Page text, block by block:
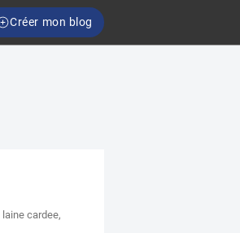
Créer mon blog
laine cardee,